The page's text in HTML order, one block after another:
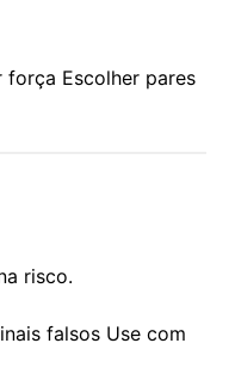
Escolher pares
risco.
falsos Use com